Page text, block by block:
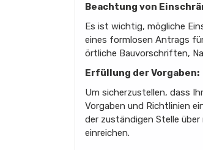
Beachtung von
Es ist wichtig, mögliche
eines formlosen Antrags
örtliche Bauvorschriften,
Erfüllung der Vorgaben:
Um sicherzustellen, dass
Vorgaben und Richtlinien
der zuständigen Stelle
einreichen.